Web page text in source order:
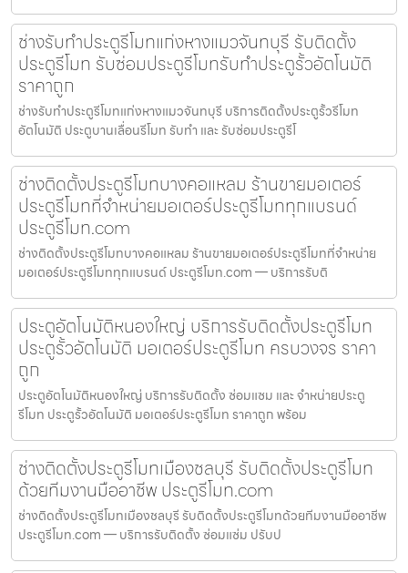
ช่างรับทำประตูรีโมทแก่งหางแมวจันทบุรี รับติดตั้ง
ประตูรีโมท รับซ่อมประตูรีโมทรับทำประตูรั้วอัตโนมัติ
ราคาถูก
ช่างรับทำประตูรีโมทแก่งหางแมวจันทบุรี บริการติดตั้งประตูรั้วรีโมท
อัตโนมัติ ประตูบานเลื่อนรีโมท รับทำ และ รับซ่อมประตูรีโ
ช่างติดตั้งประตูรีโมทบางคอแหลม ร้านขายมอเตอร์
ประตูรีโมทที่จำหน่ายมอเตอร์ประตูรีโมททุกแบรนด์
ประตูรีโมท.com
ช่างติดตั้งประตูรีโมทบางคอแหลม ร้านขายมอเตอร์ประตูรีโมทที่จำหน่าย
มอเตอร์ประตูรีโมททุกแบรนด์ ประตูรีโมท.com — บริการรับติ
ประตูอัตโนมัติหนองใหญ่ บริการรับติดตั้งประตูรีโมท
ประตูรั้วอัตโนมัติ มอเตอร์ประตูรีโมท ครบวงจร ราคา
ถูก
ประตูอัตโนมัติหนองใหญ่ บริการรับติดตั้ง ซ่อมแซม และ จำหน่ายประตู
รีโมท ประตูรั้วอัตโนมัติ มอเตอร์ประตูรีโมท ราคาถูก พร้อม
ช่างติดตั้งประตูรีโมทเมืองชลบุรี รับติดตั้งประตูรีโมท
ด้วยทีมงานมืออาชีพ ประตูรีโมท.com
ช่างติดตั้งประตูรีโมทเมืองชลบุรี รับติดตั้งประตูรีโมทด้วยทีมงานมืออาชีพ
ประตูรีโมท.com — บริการรับติดตั้ง ซ่อมแซ่ม ปรับป